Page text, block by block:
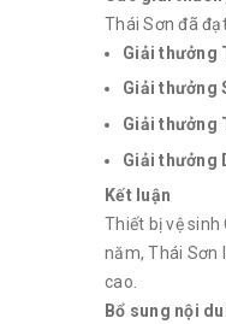
Thái Sơn đã
Giải thưởng
Giải thưởng
Giải thưởng
Giải thưởng
Kết luận
Thiết bị vệ
năm, Thái Sơn
cao.
Bổ sung nội